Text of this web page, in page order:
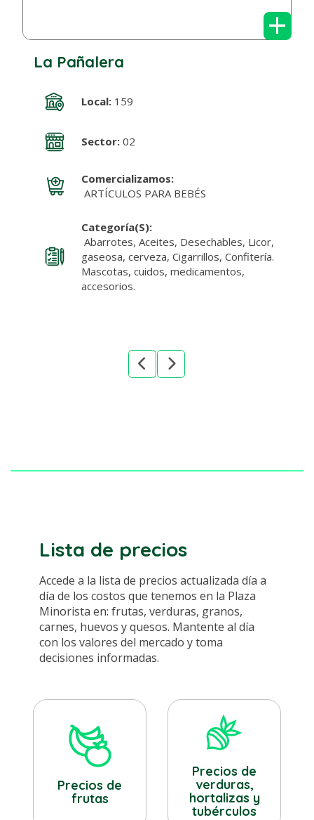
+
La Pañalera
Local:159
Sector:02
Comercializamos:
ARTÍCULOS PARA BEBÉS
Categoría(s):
Abarrotes, Aceites, Desechables, Licor,
gaseosa, cerveza, Cigarrillos, Confitería.
Mascotas, cuidos, medicamentos,
accesorios.
Lista de precios
Accede a la lista de precios actualizada día a
día de los costos que tenemos en la Plaza
Minorista en: frutas, verduras, granos,
carnes, huevos y quesos. Mantente al día
con los valores del mercado y toma
decisiones informadas.
Precios de
frutas
Precios de
verduras,
hortalizas y
tubérculos